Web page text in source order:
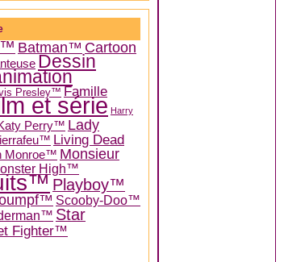
Batman™ Cartoon
Dessin
Presley™ Famille
et série Harry
Perry™ Lady
Living Dead
Monroe™ Monsieur
High™
Playboy™
Scooby-Doo™
Star
Fighter™